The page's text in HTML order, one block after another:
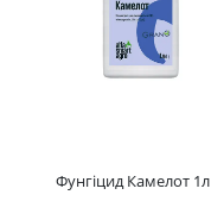
Фунгіцид Камелот 1л